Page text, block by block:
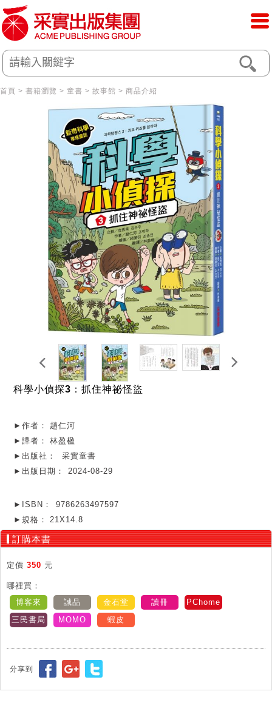
首頁 > 書籍瀏覽 > 童書 > 故事館 > 商品介紹
科學小偵探3：抓住神祕怪盜
►作者：
趙仁河
►譯者：
林盈楹
►出版社：
采實童書
►出版日期：
2024-08-29
►ISBN：
9786263497597
►規格：
21X14.8
訂購本書
定價 350 元
哪裡買：
博客來
誠品 金石堂 讀冊
PChome
三民書局
MOMO 蝦皮
分享到